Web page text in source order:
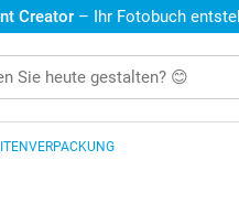
Creator – Ihr Fotobuch